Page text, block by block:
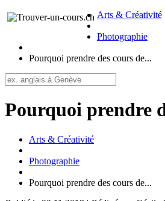
Arts & Créativité
Photographie
Pourquoi prendre des cours de...
Pourquoi prendre
Arts & Créativité
Photographie
Pourquoi prendre des cours de...